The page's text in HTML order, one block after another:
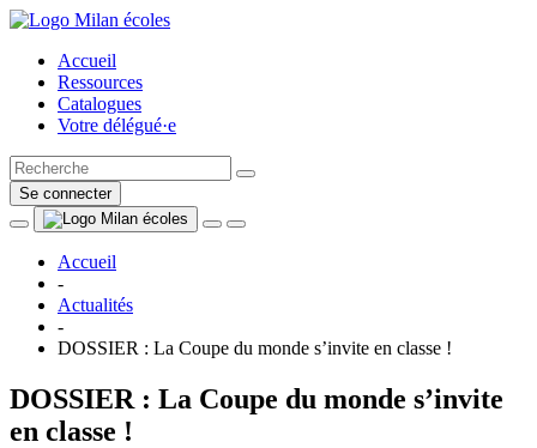
Accueil
Ressources
Catalogues
Votre délégué·e
Se connecter
Accueil
-
Actualités
-
DOSSIER : La Coupe du monde s’invite en classe !
DOSSIER : La Coupe du monde s’invite
en classe !